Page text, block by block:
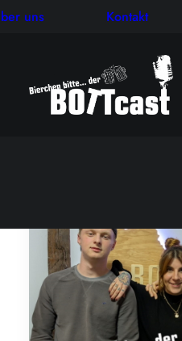
uns Kontakt